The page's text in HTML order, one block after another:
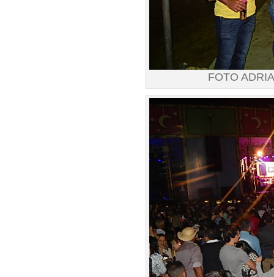
FOTO